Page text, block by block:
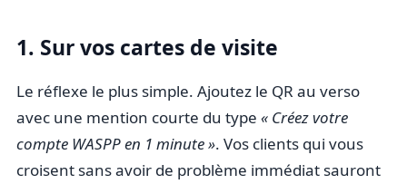
1. Sur vos cartes de visite
Le réflexe le plus simple. Ajoutez le QR au verso
avec une mention courte du type« Créez votre
compte WASPP en 1 minute ». Vos clients qui vous
croisent sans avoir de problème immédiat sauront